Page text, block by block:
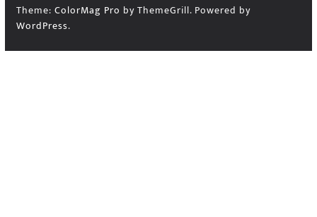
Theme: ColorMag Pro by ThemeGrill. Powered by
WordPress.